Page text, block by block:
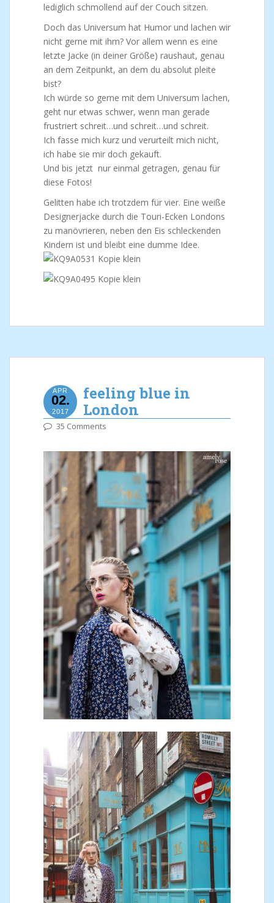
lediglich schmollend auf der Couch sitzen.
Doch das Universum hat Humor und lachen wir
nicht gerne mit ihm? Vor allem wenn es eine
letzte Jacke (in deiner Größe) raushaut, genau
an dem Zeitpunkt, an dem du absolut pleite
bist?
Ich würde so gerne mit dem Universum lachen,
geht nur etwas schwer, wenn man gerade
frustriert schreit…und schreit…und schreit.
Ich fasse mich kurz und verurteilt mich nicht,
ich habe sie mir doch gekauft.
Und bis jetzt nur einmal getragen, genau für
diese Fotos!
Gelitten habe ich trotzdem für vier. Eine weiße
Designerjacke durch die Touri-Ecken Londons
zu manövrieren, neben den Eis schleckenden
Kindern ist und bleibt eine dumme Idee.
APR
02.
2017
feeling blue in
London
35 Comments